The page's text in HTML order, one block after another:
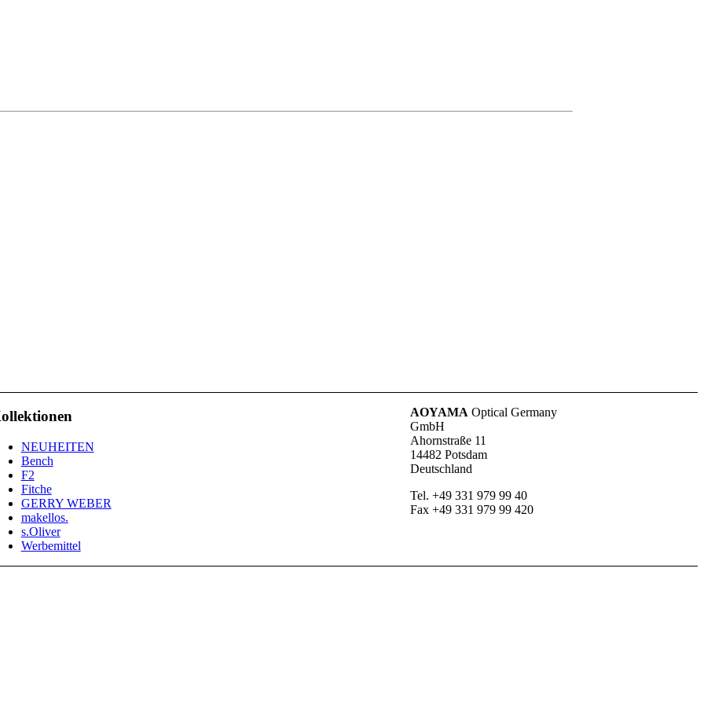
NEUHEITEN
Bench
F2
Fitche
GERRY WEBER
makellos.
s.Oliver
Werbemittel
AOYAMA Optical Germany
GmbH
Ahornstraße 11
14482 Potsdam
Deutschland
Tel. +49 331 979 99 40
Fax +49 331 979 99 420